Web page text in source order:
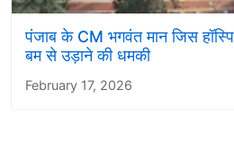
पंजाब के CM भगवंत मान जिस
बम से उड़ाने की धमकी
February 17, 2026